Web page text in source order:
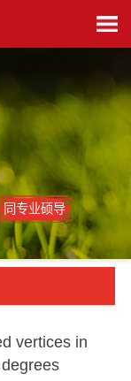
同专业硕导
vertices in